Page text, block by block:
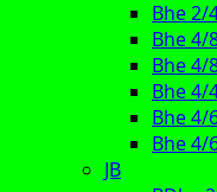
Bhe 2/
Bhe 4/
Bhe 4/
Bhe 4/
Bhe 4/
Bhe 4/
JB